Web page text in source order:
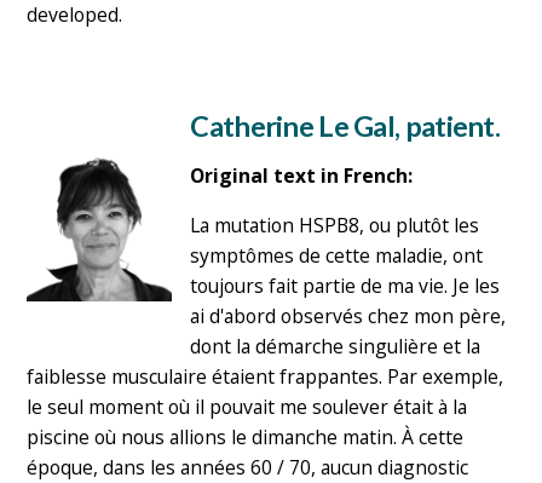
developed.
Catherine Le Gal, patient.
Original text in French:
La mutation HSPB8, ou plutôt les
symptômes de cette maladie, ont
toujours fait partie de ma vie. Je les
ai d'abord observés chez mon père,
dont la démarche singulière et la
faiblesse musculaire étaient frappantes. Par exemple,
le seul moment où il pouvait me soulever était à la
piscine où nous allions le dimanche matin. À cette
époque, dans les années 60 / 70, aucun diagnostic